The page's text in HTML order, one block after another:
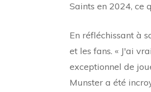
Saints en 2024, ce
En réfléchissant à
et les fans. « J'ai
exceptionnel de
Munster a été